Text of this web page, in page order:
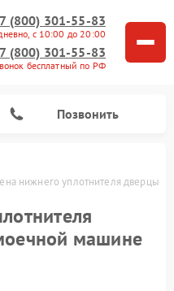
(800) 301-55-83
с 10:00 до 20:00
(800) 301-55-83
бесплатный по РФ
Позвонить
нижнего уплотнителя дверцы
машине